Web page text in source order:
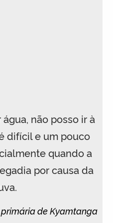
não posso ir à
difícil e um pouco
quando a
por causa da
de Kyamtanga